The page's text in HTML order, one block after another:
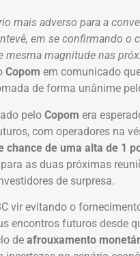
mais adverso para a
em se confirmando o
mesma magnitude nas
Copom em comunicado
de forma unânime
pelo Copom era
com operadores na
chance de uma alta de 1
as duas próximas
de surpresa.
vir evitando o
encontros futuros desde
de afrouxamento